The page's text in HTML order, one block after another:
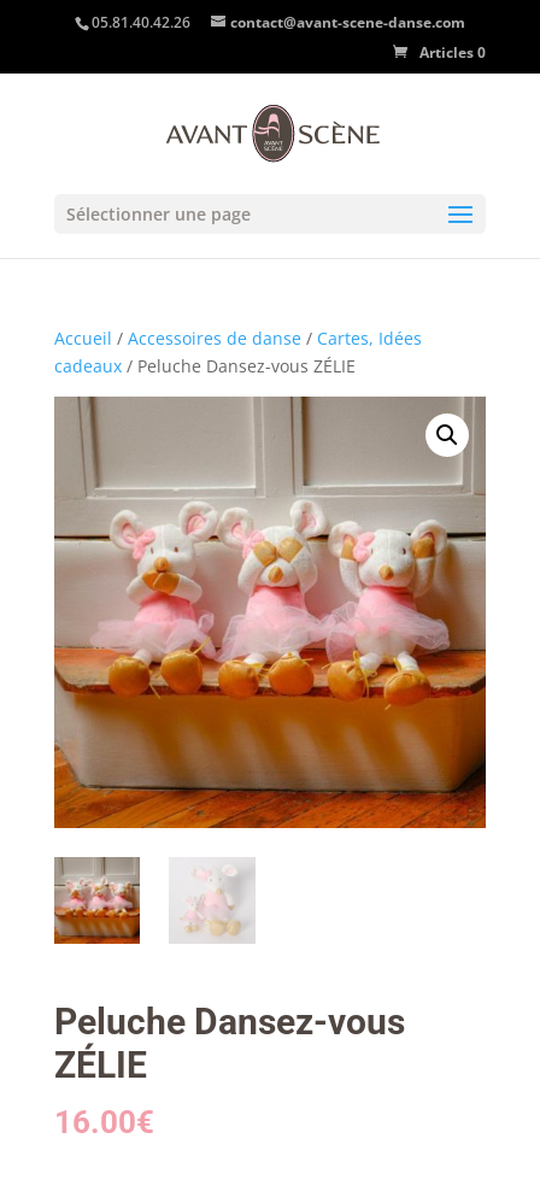
05.81.40.42.26
contact@avant-scene-danse.com
Articles 0
Sélectionner une page
Accueil / Accessoires de danse/ Cartes, Idées
cadeaux/ Peluche Dansez-vous ZÉLIE
Peluche Dansez-vous
ZÉLIE
16.00€